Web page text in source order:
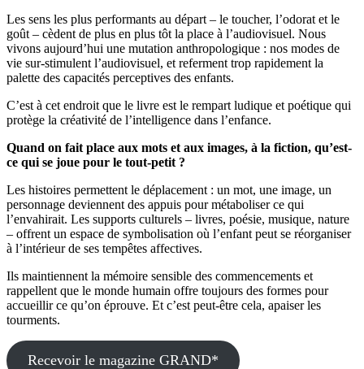
Les sens les plus performants au départ – le toucher, l’odorat et le
goût – cèdent de plus en plus tôt la place à l’audiovisuel. Nous
vivons aujourd’hui une mutation anthropologique : nos modes de
vie sur-stimulent l’audiovisuel, et referment trop rapidement la
palette des capacités perceptives des enfants.
C’est à cet endroit que le livre est le rempart ludique et poétique qui
protège la créativité de l’intelligence dans l’enfance.
Quand on fait place aux mots et aux images, à la fiction, qu’est-
ce qui se joue pour le tout-petit ?
Les histoires permettent le déplacement : un mot, une image, un
personnage deviennent des appuis pour métaboliser ce qui
l’envahirait. Les supports culturels – livres, poésie, musique, nature
– offrent un espace de symbolisation où l’enfant peut se réorganiser
à l’intérieur de ses tempêtes affectives.
Ils maintiennent la mémoire sensible des commencements et
rappellent que le monde humain offre toujours des formes pour
accueillir ce qu’on éprouve. Et c’est peut-être cela, apaiser les
tourments.
Recevoir le magazine GRAND*